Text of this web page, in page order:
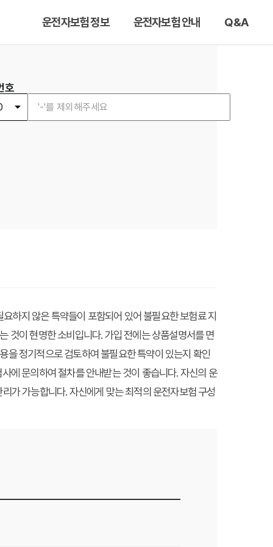
운전자보험 정보 운전자보험 안내 Q&A
호
하지 않은 특약들이 포함되어 있어 불필요한 보험료 지
것이 현명한 소비입니다. 가입 전에는 상품설명서를 면
을 정기적으로 검토하여 불필요한 특약이 있는지 확인
에 문의하여 절차를 안내받는 것이 좋습니다. 자신의 운
가 가능합니다. 자신에게 맞는 최적의 운전자보험 구성